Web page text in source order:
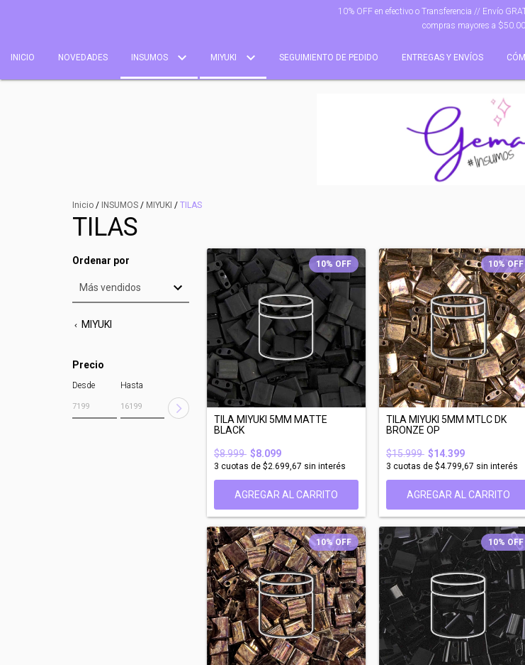
10% OFF en efectivo o Transferencia // Envío
compras mayores a
INICIO NOVEDADES INSUMOS MIYUKI SEGUIMIENTO DE PEDIDO ENTREGAS Y ENVÍOS
Inicio / INSUMOS / MIYUKI / TILAS
TILAS
Ordenar por
MIYUKI
Precio
Desde Hasta
10% OFF
TILA MIYUKI 5MM MATTE
BLACK
$8.999 $8.099
3 cuotas de $2.699,67 sin interés
AGREGAR AL CARRITO
10% OFF
TILA MIYUKI 5MM MTLC DK
BRONZE OP
$15.999 $14.399
3 cuotas de $4.799,67 sin interés
AGREGAR AL CARRITO
10%OFF 10% OFF